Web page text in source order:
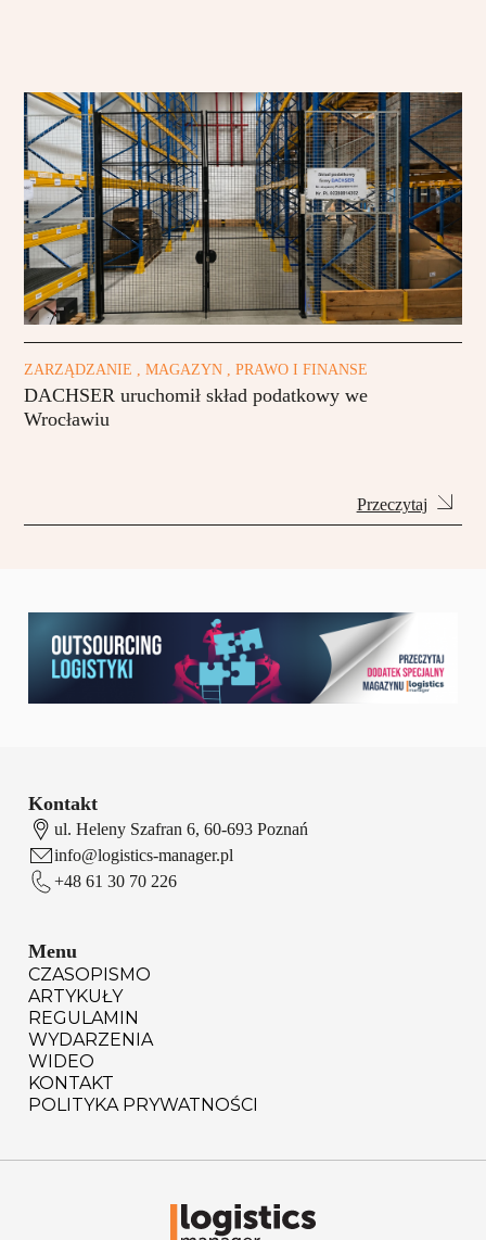
ZARZĄDZANIE , MAGAZYN , PRAWO I FINANSE
DACHSER uruchomił skład podatkowy we
Wrocławiu
Przeczytaj
Kontakt
ul. Heleny Szafran 6, 60-693 Poznań
info@logistics-manager.pl
+48 61 30 70 226
Menu
CZASOPISMO
ARTYKUŁY
REGULAMIN
WYDARZENIA
WIDEO
KONTAKT
POLITYKA PRYWATNOŚCI